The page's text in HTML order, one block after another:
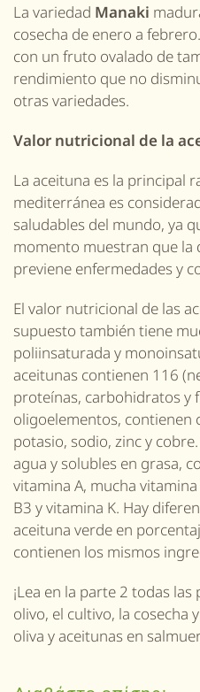
La variedad Manaki
cosecha de enero a
con un fruto ovalado de
rendimiento que no
otras variedades.
Valor nutricional de la
La aceituna es la principal
mediterránea es
saludables del mundo, ya
momento muestran que la
previene enfermedades y
El valor nutricional de las
supuesto también tiene
poliinsaturada y
aceitunas contienen 116
proteínas, carbohidratos y
oligoelementos, contienen
potasio, sodio, zinc y
agua y solubles en grasa,
vitamina A, mucha
B3 y vitamina K. Hay
aceituna verde en
contienen los mismos
¡Lea en la parte 2 todas
olivo, el cultivo, la cosecha
oliva y aceitunas en